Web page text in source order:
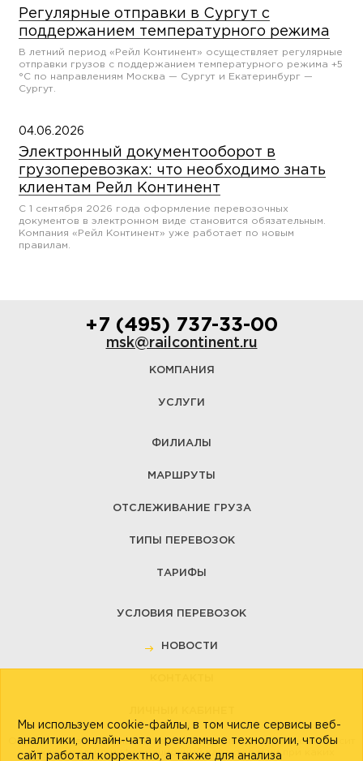
Мы используем cookie-файлы, в том числе сервисы веб-
аналитики, онлайн-чата и рекламные технологии, чтобы
сайт работал корректно, а также для анализа
Регулярные отправки в Сургут с
поддержанием температурного режима
В летний период «Рейл Континент» осуществляет регулярные
отправки грузов с поддержанием температурного режима +5
°С по направлениям Москва — Сургут и Екатеринбург —
Сургут.
04.06.2026
Электронный документооборот в
грузоперевозках: что необходимо знать
клиентам Рейл Континент
С 1 сентября 2026 года оформление перевозочных
документов в электронном виде становится обязательным.
Компания «Рейл Континент» уже работает по новым
правилам.
+7 (495) 737-33-00
msk@railcontinent.ru
КОМПАНИЯ
УСЛУГИ
ФИЛИАЛЫ
МАРШРУТЫ
ОТСЛЕЖИВАНИЕ ГРУЗА
ТИПЫ ПЕРЕВОЗОК
ТАРИФЫ
УСЛОВИЯ ПЕРЕВОЗОК
НОВОСТИ
Обращаем Ваше внимание на то, что данный интернет-сайт носит
исключительно информационный характер и ни при каких